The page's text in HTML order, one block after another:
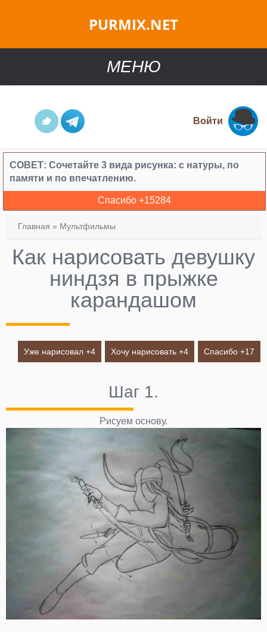
PURMIX.NET
МЕНЮ
Войти
СОВЕТ: Сочетайте 3 вида рисунка: с натуры, по
памяти и по впечатлению.
Спасибо +15284
Главная » Мультфильмы
Как нарисовать девушку
ниндзя в прыжке
карандашом
Уже нарисовал +4 Хочу нарисовать +4 Спасибо +17
Шаг 1.
Рисуем основу.